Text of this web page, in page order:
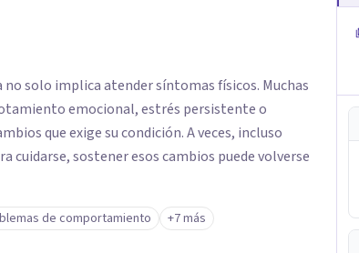
no solo implica atender síntomas físicos. Muchas
emocional, estrés persistente o
que exige su condición. A veces, incluso
cuidarse, sostener esos cambios puede volverse
de comportamiento +7 más